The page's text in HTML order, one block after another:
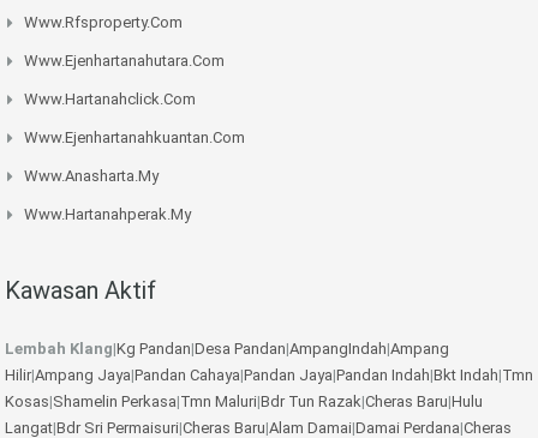
Www.rfsproperty.com
Www.ejenhartanahutara.com
Www.hartanahclick.com
Www.ejenhartanahkuantan.com
Www.anasharta.my
Www.hartanahperak.my
Kawasan Aktif
Lembah Klang|Kg Pandan|Desa Pandan|AmpangIndah|Ampang
Hilir|Ampang Jaya|Pandan Cahaya|Pandan Jaya|Pandan Indah|Bkt Indah|Tmn
Kosas|Shamelin Perkasa|Tmn Maluri|Bdr Tun Razak|Cheras Baru|Hulu
Langat|Bdr Sri Permaisuri|Cheras Baru|Alam Damai|Damai Perdana|Cheras